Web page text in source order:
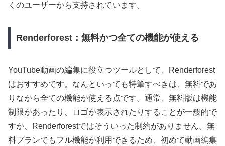
くのユーザーから支持されています。
Renderforest：無料かつ全ての機能が使える
YouTube動画の編集に役立つツールとして、Renderforest
はおすすめです。なんといっても特筆すべきは、無料であ
りながら全ての機能が使える点です。通常、無料版は機能
制限があったり、ロゴが表示されたりすることが一般的で
すが、Renderforestではそういった制約がありません。無
料プランでもフル機能が利用できるため、初めて動画編集